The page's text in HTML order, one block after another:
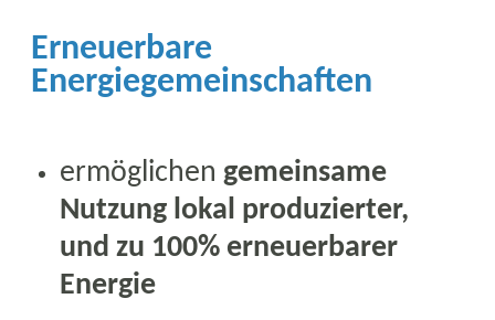
Erneuerbare
Energiegemeinschaften
ermöglichen gemeinsame
Nutzung lokal produzierter,
und zu 100% erneuerbarer
Energie